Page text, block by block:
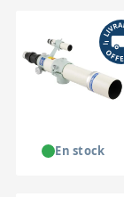
En stock